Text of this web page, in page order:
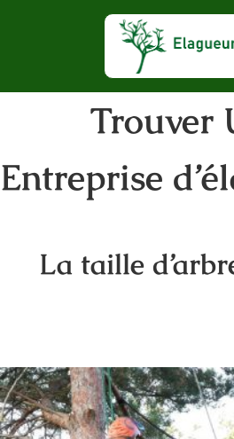
Trouver
Entreprise
La taille